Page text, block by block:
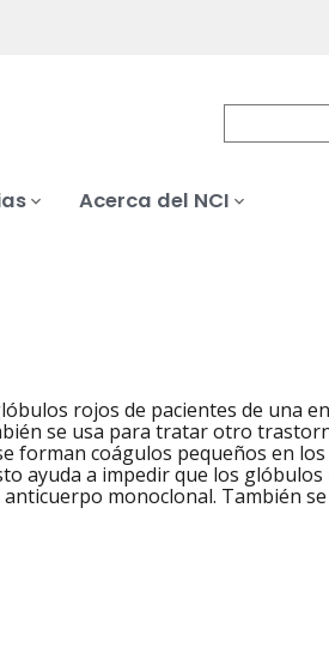
Acerca del NCI
rojos de pacientes de una
se usa para tratar otro
forman coágulos pequeños en
ayuda a impedir que los
monoclonal. También